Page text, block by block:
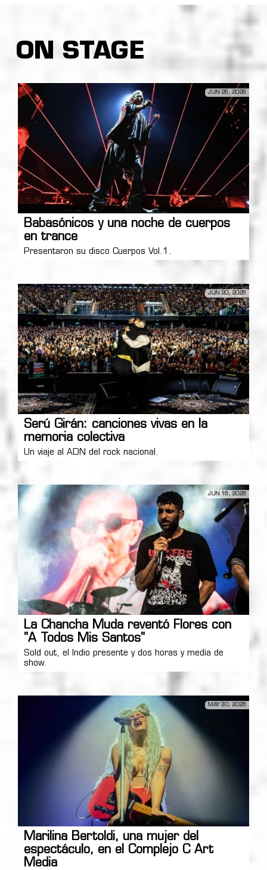
ON STAGE
JUN 26, 2026
Babasónicos y una noche de cuerpos
en trance
Presentaron su disco Cuerpos Vol.1.
JUN 20, 2026
Serú Girán: canciones vivas en la
memoria colectiva
Un viaje al ADN del rock nacional.
JUN 16, 2026
La Chancha Muda reventó Flores con
"A Todos Mis Santos"
Sold out, el Indio presente y dos horas y media de
show.
MAY 30, 2026
Marilina Bertoldi, una mujer del
espectáculo, en el Complejo C Art
Media